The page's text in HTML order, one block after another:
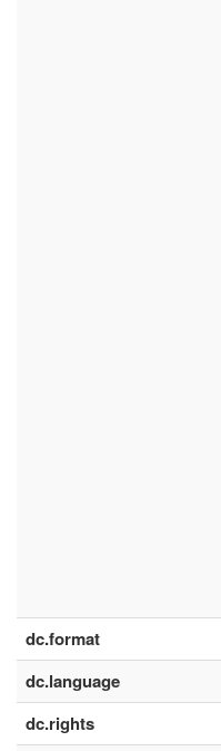
dc.format
dc.language
dc.rights